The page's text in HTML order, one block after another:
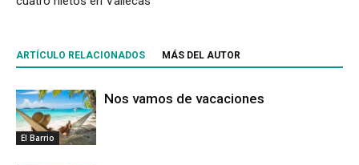
ARTÍCULO RELACIONADOS MÁS DEL AUTOR
El Barrio
Nos vamos de vacaciones